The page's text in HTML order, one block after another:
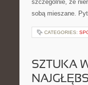
szczególnie, że
sobą mieszane.
CATEGORIES:
SZTUKA